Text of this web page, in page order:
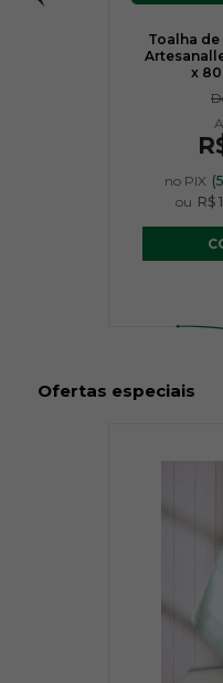
Toalha
x
no PIX
ou R$
Ofertas especiais